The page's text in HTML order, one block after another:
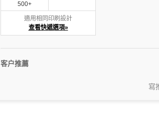
500+
適用相同印刷設計
查看快遞選項»
客户推薦
寫